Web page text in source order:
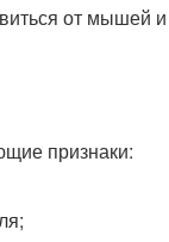
признаки: